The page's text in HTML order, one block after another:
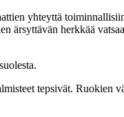
yhteyttä
ärsyttävän herkkää
tepsivät. Ruokien